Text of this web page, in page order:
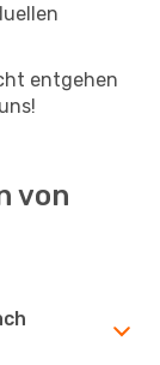
entgehen
von